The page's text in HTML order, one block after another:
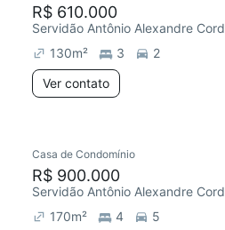
R$ 610.000
Servidão Antônio Alexandre
130m² 3
2
Ver contato
Casa de Condomínio
R$ 900.000
Servidão Antônio Alexandre
170m² 4
5